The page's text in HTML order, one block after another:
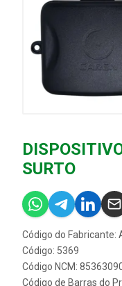
SURTO
Código do Fabricante:
Código: 5369
Código NCM:
Código de Barras do